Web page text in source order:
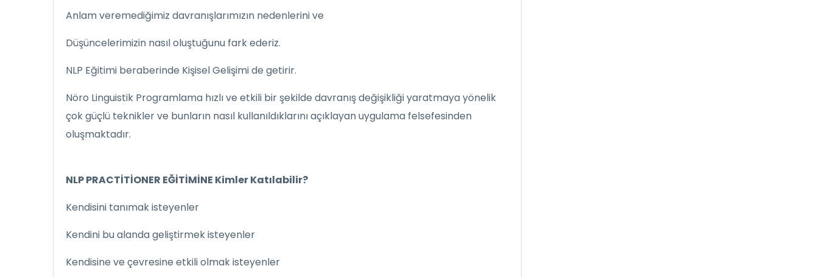
Anlam veremediğimiz davranışlarımızın nedenlerini ve
Düşüncelerimizin nasıl oluştuğunu fark ederiz.
NLP Eğitimi beraberinde Kişisel Gelişimi de getirir.
Nöro Linguistik Programlama hızlı ve etkili bir şekilde davranış değişikliği yaratmaya yönelik
çok güçlü teknikler ve bunların nasıl kullanıldıklarını açıklayan uygulama felsefesinden
oluşmaktadır.
NLP PRACTİTİONER EĞİTİMİNE Kimler Katılabilir?
Kendisini tanımak isteyenler
Kendini bu alanda geliştirmek isteyenler
Kendisine ve çevresine etkili olmak isteyenler